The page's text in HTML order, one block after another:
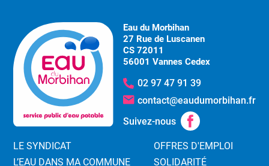
Eau du Morbihan
27 Rue de Luscanen
CS 72011
56001 Vannes Cedex
02 97 47 91 39
contact@eaudumorbihan.fr
Suivez-nous
LE SYNDICAT
L’EAU DANS MA COMMUNE
OFFRES D'EMPLOI
SOLIDARITÉ